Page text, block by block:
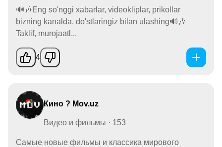
🔊🎶Eng so'nggi xabarlar, videokliplar, prikollar
bizning kanalda, do'stlaringiz bilan ulashing🔊🎶
Taklif, murojaatl...
4
Кино ? Mov.uz
Видео и фильмы · 153
Самые новые фильмы и классика мирового